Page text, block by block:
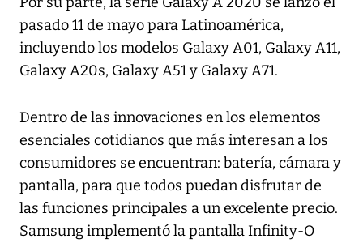
pasado 11 de mayo para Latinoamérica,
incluyendo los modelos Galaxy A01, Galaxy A11,
Galaxy A20s, Galaxy A51 y Galaxy A71.
Dentro de las innovaciones en los elementos
esenciales cotidianos que más interesan a los
consumidores se encuentran: batería, cámara y
pantalla, para que todos puedan disfrutar de
las funciones principales a un excelente precio.
Samsung implementó la pantalla Infinity-O